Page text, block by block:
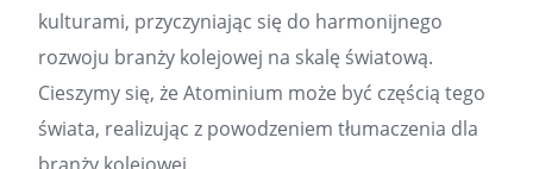
kulturami, przyczyniając się do harmonijnego
rozwoju branży kolejowej na skalę światową.
Cieszymy się, że Atominium może być częścią tego
świata, realizując z powodzeniem tłumaczenia dla